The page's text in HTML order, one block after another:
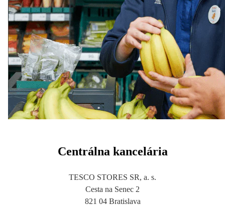
Centrálna kancelária
TESCO STORES SR, a. s.
Cesta na Senec 2
821 04 Bratislava